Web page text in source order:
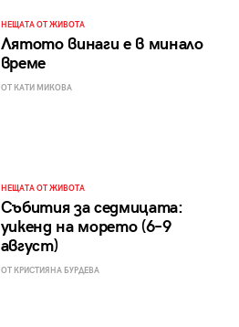
НЕЩАТА ОТ ЖИВОТА
Лятото винаги е в минало
време
ОТ КАТИ МИКОВА
НЕЩАТА ОТ ЖИВОТА
Събития за седмицата:
уикенд на морето (6–9
август)
ОТ КРИСТИЯНА БУРДЕВА